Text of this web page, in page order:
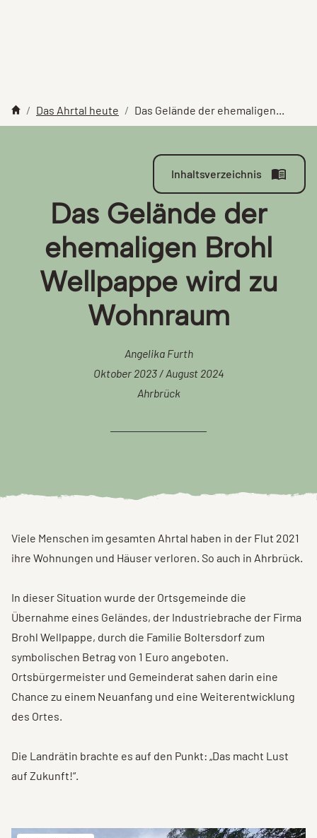
Das Ahrtal heute Das Gelände der ehemaligen...
Inhaltsverzeichnis
Das Gelände der
ehemaligen Brohl
Wellpappe wird zu
Wohnraum
Angelika Furth
Oktober 2023 / August 2024
Ahrbrück
Viele Menschen im gesamten Ahrtal haben in der Flut 2021
ihre Wohnungen und Häuser verloren. So auch in Ahrbrück.
In dieser Situation wurde der Ortsgemeinde die
Übernahme eines Geländes, der Industriebrache der Firma
Brohl Wellpappe, durch die Familie Boltersdorf zum
symbolischen Betrag von 1 Euro angeboten.
Ortsbürgermeister und Gemeinderat sahen darin eine
Chance zu einem Neuanfang und eine Weiterentwicklung
des Ortes.
Die Landrätin brachte es auf den Punkt: „Das macht Lust
auf Zukunft!“.